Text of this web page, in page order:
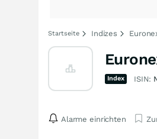
Startseite Indizes
Index ISIN:
Alarme einrichten